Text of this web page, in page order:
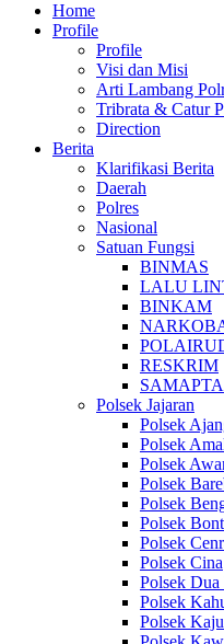
Home
Profile
Profile
Visi dan Misi
Arti Lambang
Tribrata & Catur
Direction
Berita
Klarifikasi Berita
Daerah
Polres
Nasional
Satuan Fungsi
BINMAS
LALU
BINKAM
RESKRIM
SAMAPTA
Polsek Jajaran
Polsek
Polsek
Polsek
Polsek
Polsek
Polsek
Polsek
Polsek Cina
Polsek Dua
Polsek
Polsek